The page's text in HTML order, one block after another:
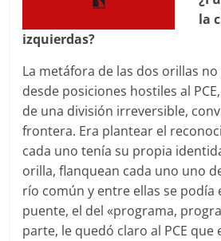
la
izquierdas?
La metáfora de las dos orillas
desde posiciones hostiles al
de una división irreversible,
frontera. Era plantear el
cada uno tenía su propia
orilla, flanquean cada uno uno
río común y entre ellas se podía
puente, el del «programa,
parte, le quedó claro al PCE